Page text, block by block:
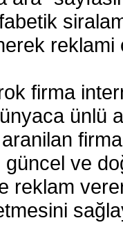
firma
ünlü
ve
reklam